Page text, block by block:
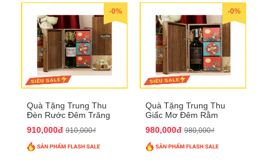
-0%
Quà Tặng Trung Thu
Đèn Rước Đêm Trăng
910,000đ 910,000₫
-0%
Quà Tặng Trung Thu
Giấc Mơ Đêm Rằm
980,000đ 980,000₫